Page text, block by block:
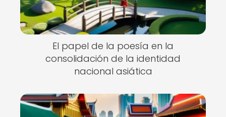
El papel de la poesía en la
consolidación de la identidad
nacional asiática